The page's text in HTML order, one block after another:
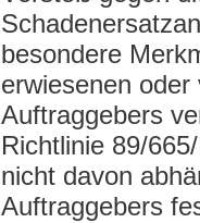
besondere
erwiesenen
Auftraggebers
Richtlinie 89/
nicht davon
Auftraggebers